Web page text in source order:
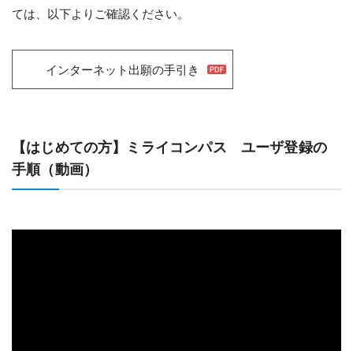
ては、以下よりご確認ください。
インターネット出願の手引き
【はじめての方】ミライコンパス ユーザ登録の
手順（動画）